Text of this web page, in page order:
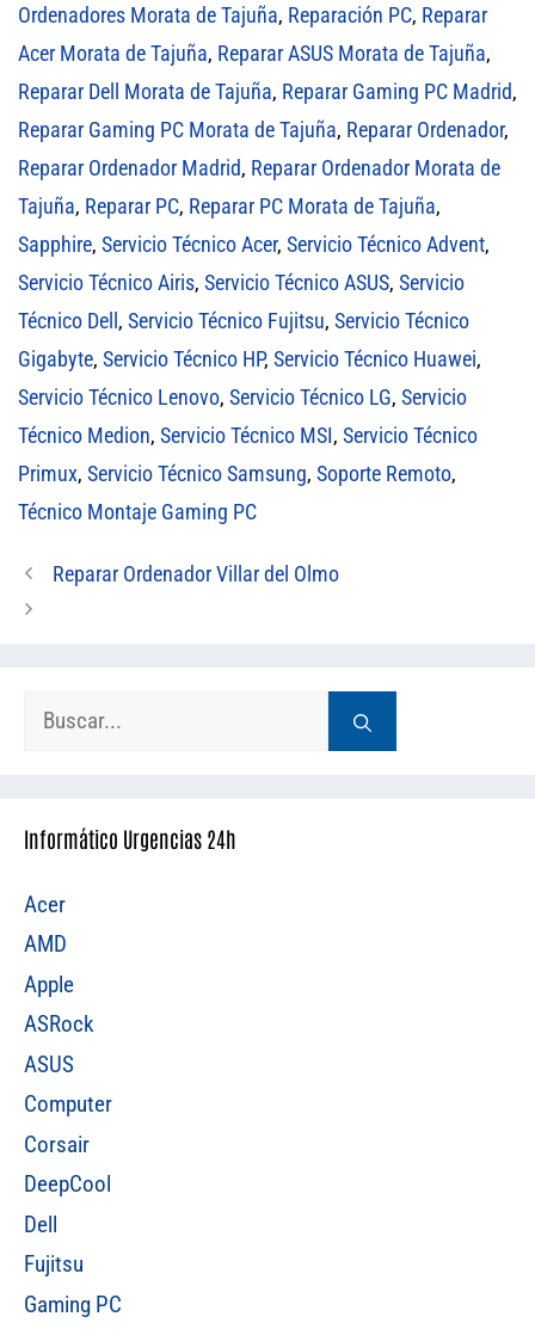
Ordenadores Morata de Tajuña, Reparación PC, Reparar
Acer Morata de Tajuña, Reparar ASUS Morata de Tajuña,
Reparar Dell Morata de Tajuña, Reparar Gaming PC Madrid,
Reparar Gaming PC Morata de Tajuña, Reparar Ordenador,
Reparar Ordenador Madrid, Reparar Ordenador Morata de
Tajuña, Reparar PC, Reparar PC Morata de Tajuña,
Sapphire, Servicio Técnico Acer, Servicio Técnico Advent,
Servicio Técnico Airis, Servicio Técnico ASUS, Servicio
Técnico Dell, Servicio Técnico Fujitsu, Servicio Técnico
Gigabyte, Servicio Técnico HP, Servicio Técnico Huawei,
Servicio Técnico Lenovo, Servicio Técnico LG, Servicio
Técnico Medion, Servicio Técnico MSI, Servicio Técnico
Primux, Servicio Técnico Samsung, Soporte Remoto,
Técnico Montaje Gaming PC
Reparar Ordenador Villar del Olmo
Informático Urgencias 24h
Acer
AMD
Apple
ASRock
ASUS
Computer
Corsair
DeepCool
Dell
Fujitsu
Gaming PC